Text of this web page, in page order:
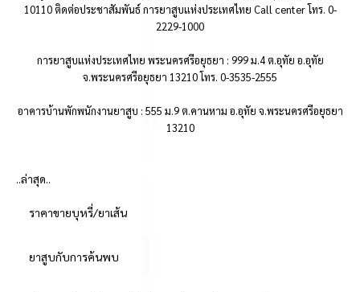
10110 ติดต่อประชาสัมพันธ์ การยาสูบแห่งประเทศไทย Call center โทร. 0-
2229-1000
การยาสูบแห่งประเทศไทย พระนครศรีอยุธยา : 999 ม.4 ต.อุทัย อ.อุทัย
จ.พระนครศรีอยุธยา 13210 โทร. 0-3535-2555
อาคารบ้านพักพนักงานยาสูบ : 555 ม.9 ต.คานหาม อ.อุทัย จ.พระนครศรีอยุธยา
13210
..ล่าสุด..
ราคาขายบุหรี่/ยาเส้น
ยาสูบกับการค้นพบ